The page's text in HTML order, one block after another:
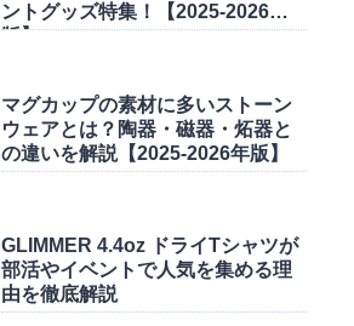
ントグッズ特集！【2025-2026年
版】
マグカップの素材に多いストーン
ウェアとは？陶器・磁器・炻器と
の違いを解説【2025-2026年版】
GLIMMER 4.4oz ドライTシャツが
部活やイベントで人気を集める理
由を徹底解説